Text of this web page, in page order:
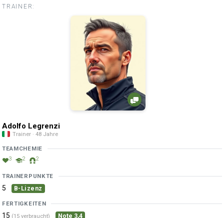
TRAINER:
Adolfo Legrenzi
Trainer · 48 Jahre
TEAMCHEMIE
3 2 2
TRAINERPUNKTE
5 B-Lizenz
FERTIGKEITEN
15 (15 verbraucht) Note 3,4